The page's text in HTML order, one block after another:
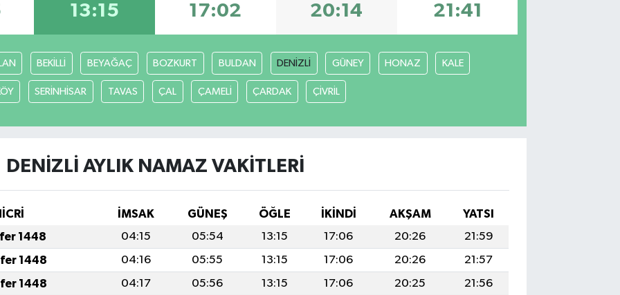
13:15 17:02 20:14 21:41
BEKİLLİ BEYAĞAÇ BOZKURT BULDAN DENİZLİ GÜNEY HONAZ KALE
SERİNHİSAR TAVAS ÇAL ÇAMELİ ÇARDAK ÇİVRİL
DENİZLİ AYLIK NAMAZ VAKITLERI
İMSAK GÜNEŞ ÖĞLE İKINDI AKŞAM
YATSI
1448 04:15 05:54 13:15 17:06 20:26
21:59
1448 04:16 05:55 13:15 17:06 20:26
21:57
1448 04:17 05:56 13:15 17:06 20:25
21:56